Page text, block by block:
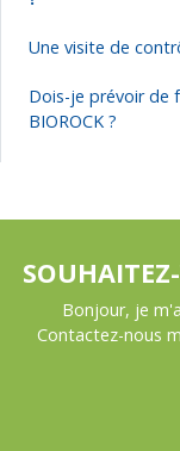
Une visite de
Dois-je prévoir de
BIOROCK ?
Bonjour, je
Contactez-nous